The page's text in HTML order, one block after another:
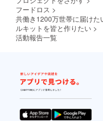
フードロス >
共働き1200万世帯に届け
ルキットを皆と作りたい >
活動報告一覧